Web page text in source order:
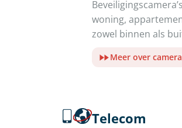
woning,
zowel binnen als
Meer over
Telecom